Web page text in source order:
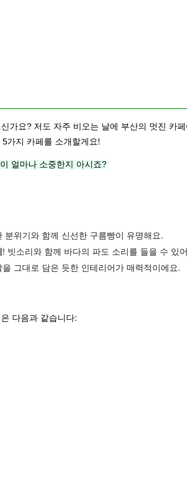
가요? 저도 자주 비오는 날에 부산의 멋진 카
가지 카페를 소개할게요!
얼마나 소중한지 아시죠?
분위기와 함께 신선한 구름빵이 유명해요.
! 빗소리와 함께 바다의 파도 소리를 들을 수 있
그대로 담은 듯한 인테리어가 매력적이에요.
다음과 같습니다: